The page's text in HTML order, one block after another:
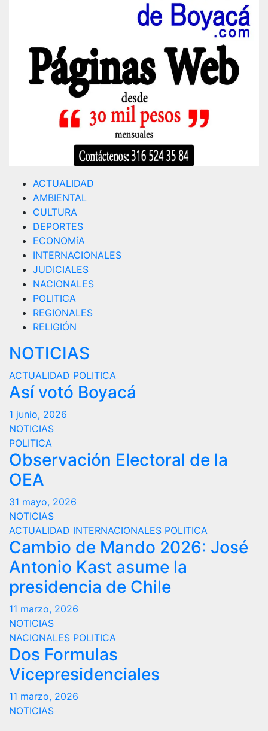
ACTUALIDAD
AMBIENTAL
CULTURA
DEPORTES
ECONOMíA
INTERNACIONALES
JUDICIALES
NACIONALES
POLITICA
REGIONALES
RELIGIÓN
NOTICIAS
ACTUALIDAD POLITICA
Así votó Boyacá
1 junio, 2026
NOTICIAS
POLITICA
Observación Electoral de la
OEA
31 mayo, 2026
NOTICIAS
ACTUALIDAD INTERNACIONALES POLITICA
Cambio de Mando 2026: José
Antonio Kast asume la
presidencia de Chile
11 marzo, 2026
NOTICIAS
NACIONALES POLITICA
Dos Formulas
Vicepresidenciales
11 marzo, 2026
NOTICIAS